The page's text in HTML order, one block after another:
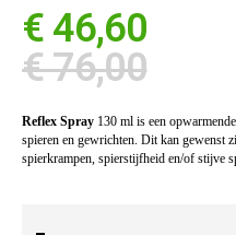
afbeeldingen-
gallerij
€ 46,60
€ 76,00
Reflex Spray 130 ml is een
spieren en gewrichten. Dit kan gewenst
spierkrampen, spierstijfheid en/of stijve